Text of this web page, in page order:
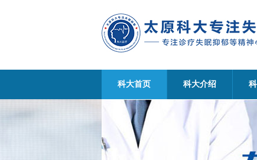
科大首页 科大介绍